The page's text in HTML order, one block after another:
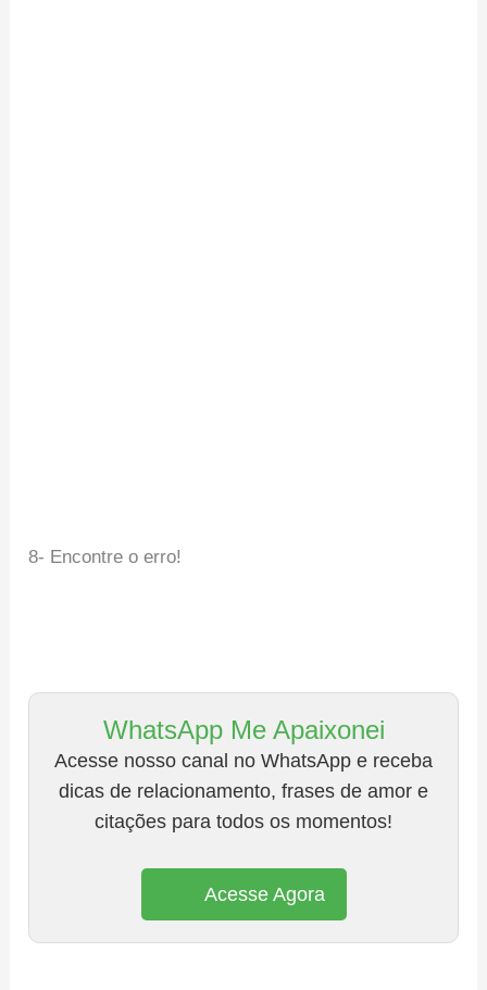
8- Encontre o erro!
WhatsApp Me Apaixonei
Acesse nosso canal no WhatsApp e receba
dicas de relacionamento, frases de amor e
citações para todos os momentos!
Acesse Agora